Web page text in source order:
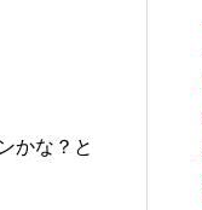
かな？と